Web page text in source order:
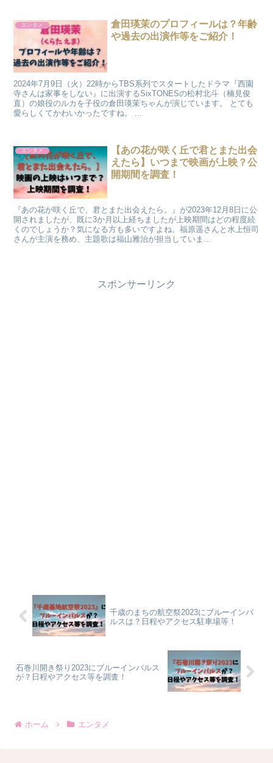
エンタメ
倉田瑛茉のプロフィールは？年齢
や過去の出演作等をご紹介！
2024年7月9日（火）22時からTBS系列でスタートしたドラマ『西園
寺さんは家事をしない』に出演するSixTONESの松村北斗（楠見俊
直）の娘役のルカを子役の倉田瑛茉ちゃんが演じています。 とても
愛らしくてかわいかったですね。 ...
エンタメ
【あの花が咲く丘で君とまた出会
えたら】いつまで映画が上映？公
開期間を調査！
『あの花が咲く丘で、君とまた出会えたら。』が2023年12月8日に公
開されましたが、既に3か月以上経ちましたが上映期間はどの程度続
くのでしょうか？気になる方も多いですよね。福原遥さんと水上恒司
さんが主演を務め、主題歌は福山雅治が担当していま...
スポンサーリンク
千歳のまちの航空祭2023にブルーインパ
ルスは？日程やアクセス駐車場等！
石巻川開き祭り2023にブルーインパルス
が？日程やアクセス等を調査！
ホーム エンタメ